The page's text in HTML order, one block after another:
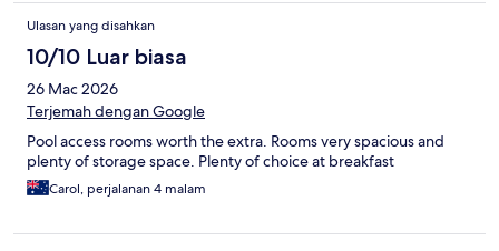
Ulasan yang disahkan
10/10 Luar biasa
26 Mac 2026
Terjemah dengan Google
Pool access rooms worth the extra. Rooms very spacious and
plenty of storage space. Plenty of choice at breakfast
Carol, perjalanan 4 malam